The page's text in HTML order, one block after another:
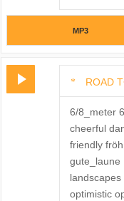
MP3
ROAD
6/8_meter
cheerful
friendly
gute_laune
optimistic